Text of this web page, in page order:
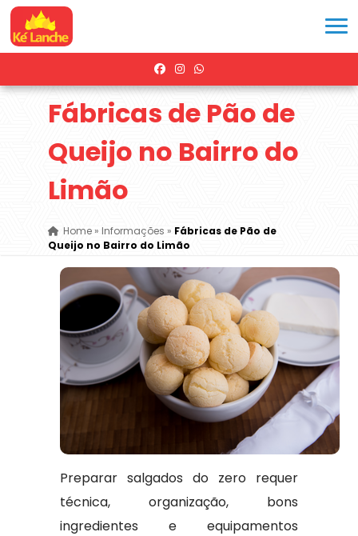
Fábricas de Pão de
Queijo no Bairro do
Limão
Home» Informações » Fábricas de Pão de
Queijo no Bairro do Limão
Preparar salgados do zero requer
técnica, organização, bons
ingredientes e equipamentos